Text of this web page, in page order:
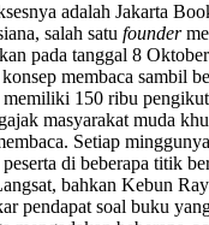
adalah Jakarta
salah satu founder
pada tanggal 8
membaca sambil
150 ribu
masyarakat muda
Setiap
di beberapa titik
bahkan Kebun
pendapat soal buku